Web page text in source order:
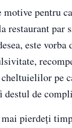
motive pentru
restaurant par
este vorba
pe
destul de
pierdeți